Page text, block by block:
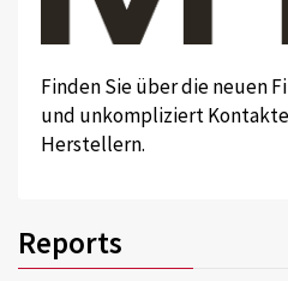
Finden Sie über die neuen
und unkompliziert
Herstellern.
Reports